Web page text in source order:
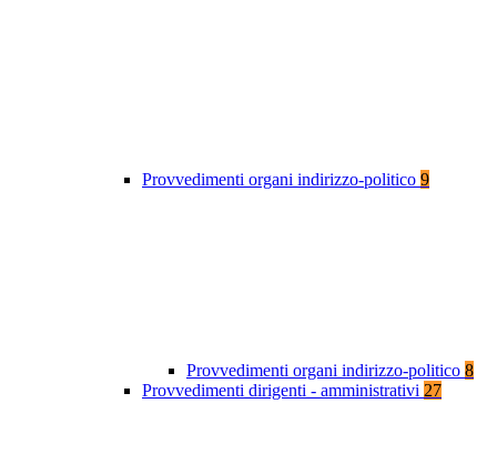
Provvedimenti organi indirizzo-politico 9
Provvedimenti organi indirizzo-politico 8
Provvedimenti dirigenti - amministrativi 27